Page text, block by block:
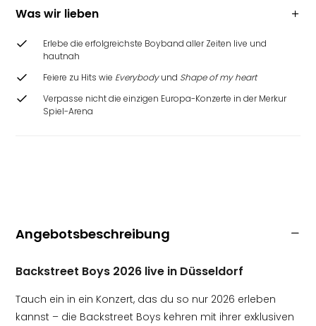
Was wir lieben
Erlebe die erfolgreichste Boyband aller Zeiten live und
hautnah
Feiere zu Hits wie Everybodyund Shape of my heart
Verpasse nicht die einzigen Europa-Konzerte in der Merkur
Spiel-Arena
Angebotsbeschreibung
Backstreet Boys 2026 live in Düsseldorf
Tauch ein in ein Konzert, das du so nur 2026 erleben
kannst – die Backstreet Boys kehren mit ihrer exklusiven